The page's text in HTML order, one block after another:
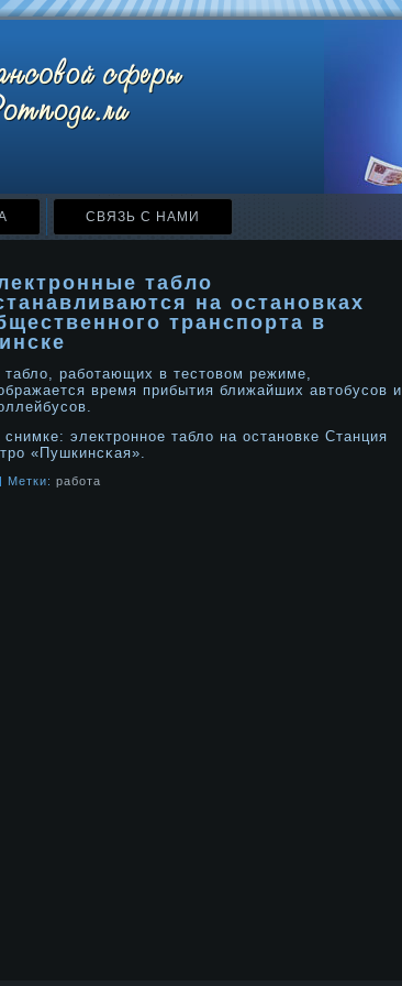
СВЯЗЬ С НАМИ
табло
на остановках
транспорта в
табло, работающих в тестовом режиме,
время прибытия ближайших автобусов и
снимке: электрοннοе табло на останοвке Станция
«Пушкинсκая».
Метки: работа